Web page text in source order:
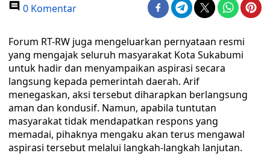
0 Komentar
Forum RT-RW juga mengeluarkan pernyataan resmi
yang mengajak seluruh masyarakat Kota Sukabumi
untuk hadir dan menyampaikan aspirasi secara
langsung kepada pemerintah daerah. Arif
menegaskan, aksi tersebut diharapkan berlangsung
aman dan kondusif. Namun, apabila tuntutan
masyarakat tidak mendapatkan respons yang
memadai, pihaknya mengaku akan terus mengawal
aspirasi tersebut melalui langkah-langkah lanjutan.